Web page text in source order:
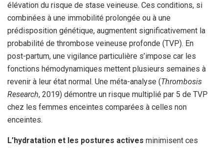
élévation du risque de stase veineuse. Ces conditions, si
combinées à une immobilité prolongée ou à une
prédisposition génétique, augmentent significativement la
probabilité de thrombose veineuse profonde (TVP). En
post-partum, une vigilance particulière s’impose car les
fonctions hémodynamiques mettent plusieurs semaines à
revenir à leur état normal. Une méta-analyse (Thrombosis
Research, 2019) démontre un risque multiplié par 5 de TVP
chez les femmes enceintes comparées à celles non
enceintes.
L’hydratation et les postures actives minimisent ces